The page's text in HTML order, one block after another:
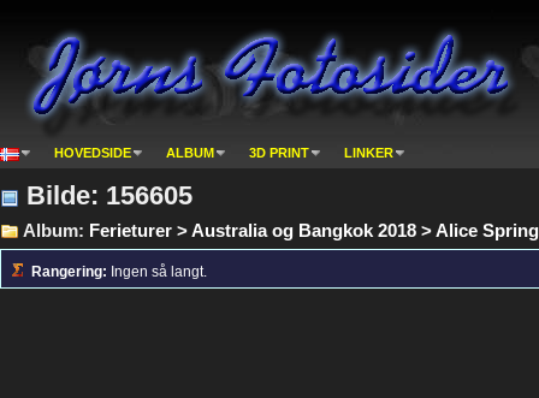
HOVEDSIDE ALBUM 3D PRINT LINKER
Bilde: 156605
Album: Ferieturer > Australia og Bangkok 2018 > Alice
Rangering: Ingen så langt.